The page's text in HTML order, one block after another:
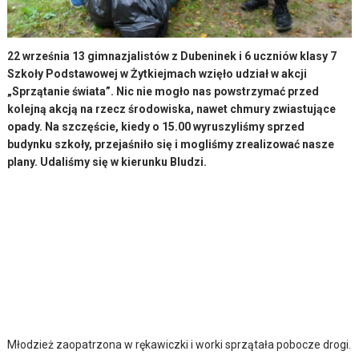
22 września 13 gimnazjalistów z Dubeninek i 6 uczniów klasy 7
Szkoły Podstawowej w Żytkiejmach wzięło udział w akcji
„Sprzątanie świata”. Nic nie mogło nas powstrzymać przed
kolejną akcją na rzecz środowiska, nawet chmury zwiastujące
opady. Na szczęście, kiedy o 15.00 wyruszyliśmy sprzed
budynku szkoły, przejaśniło się i mogliśmy zrealizować nasze
plany. Udaliśmy się w kierunku Bludzi.
Młodzież zaopatrzona w rękawiczki i worki sprzątała pobocze drogi.